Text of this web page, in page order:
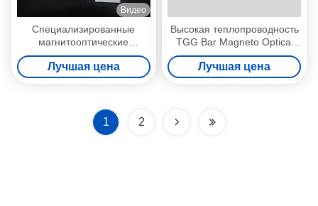
Видео
Специализированные
магнитооптические
материалы TGG для
изоляторных устройств
Лучшая цена
Высокая теплопроводность
TGG Bar Magneto Optical
Crystals
Лучшая цена
1 2